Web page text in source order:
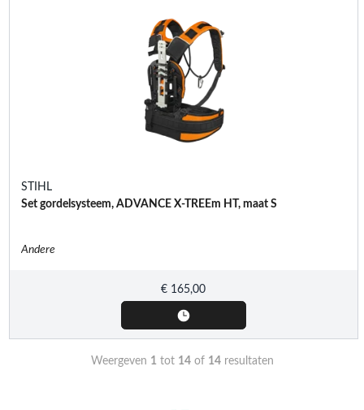
STIHL
Set gordelsysteem, ADVANCE X-TREEm HT, maat S
Andere
€ 165,00
Weergeven 1tot 14of 14resultaten